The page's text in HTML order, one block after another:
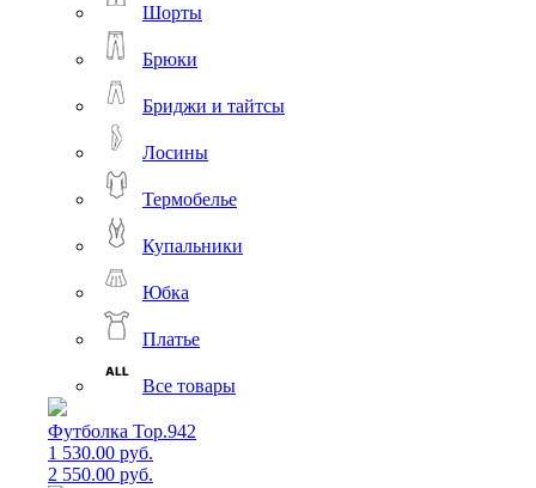
Шорты
Брюки
Бриджи и тайтсы
Лосины
Термобелье
Купальники
Юбка
Платье
Все товары
Футболка Top.942
1 530.00 руб.
2 550.00 руб.